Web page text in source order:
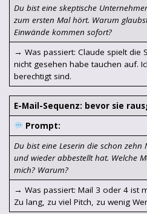
Du bist eine skeptische
zum ersten Mal hört. Warum
Einwände kommen sofort?
→ Was passiert: Claude spielt die
nicht gesehen habe tauchen auf.
berechtigt sind.
E-Mail-Sequenz: bevor sie
Prompt:
Du bist eine Leserin die schon zehn
und wieder abbestellt hat. Welche
mich? Warum?
→ Was passiert: Mail 3 oder 4 ist
Zu lang, zu viel Pitch, zu wenig